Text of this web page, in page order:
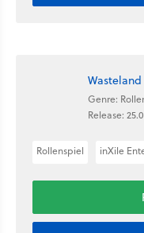
Genre:
Release:
Rollenspiel inXile